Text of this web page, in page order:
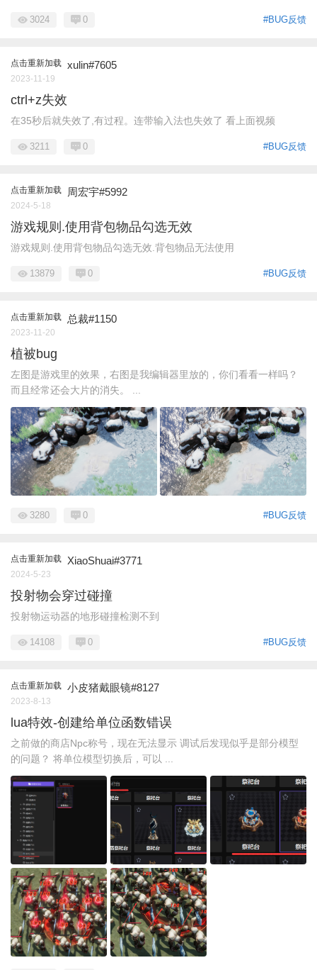
#BUG反馈
3024 0
点击重新加载 xulin#7605
2023-11-19
ctrl+z失效
在35秒后就失效了,有过程。连带输入法也失效了 看上面视频
#BUG反馈
3211 0
点击重新加载 周宏宇#5992
2024-5-18
游戏规则.使用背包物品勾选无效
游戏规则.使用背包物品勾选无效.背包物品无法使用
#BUG反馈
13879 0
点击重新加载 总裁#1150
2023-11-20
植被bug
左图是游戏里的效果，右图是我编辑器里放的，你们看看一样吗？
而且经常还会大片的消失。 ...
#BUG反馈
3280 0
点击重新加载 XiaoShuai#3771
2024-5-23
投射物会穿过碰撞
投射物运动器的地形碰撞检测不到
#BUG反馈
14108 0
点击重新加载 小皮猪戴眼镜#8127
2023-8-13
lua特效-创建给单位函数错误
之前做的商店Npc称号，现在无法显示 调试后发现似乎是部分模型
的问题？ 将单位模型切换后，可以 ...